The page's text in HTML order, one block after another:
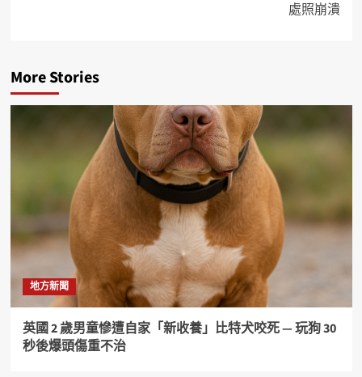
處照崩潰
More Stories
地方新聞
英國 2 歲男童慘遭自家「新收養」比特犬咬死 — 玩狗 30
秒後爆頭傷重不治